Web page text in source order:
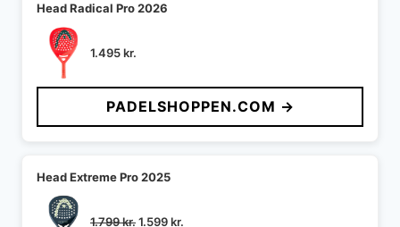
Head Radical Pro 2026
1.495kr.
PADELSHOPPEN.COM →
Head Extreme Pro 2025
1.799kr.Den
1.599kr.